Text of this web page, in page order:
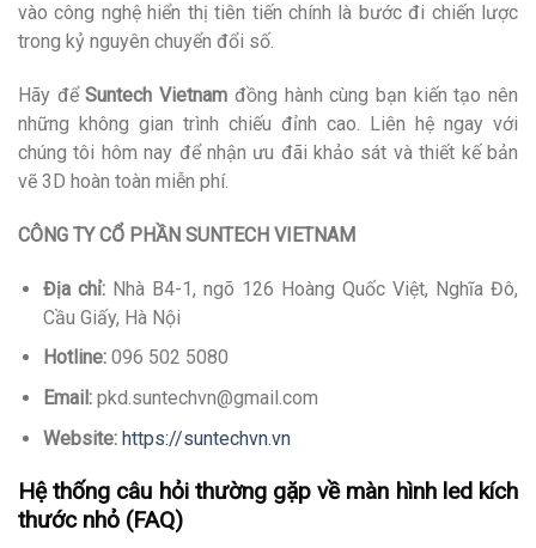
vào công nghệ hiển thị tiên tiến chính là bước đi chiến lược
trong kỷ nguyên chuyển đổi số.
Hãy đểSuntech Vietnam đồng hành cùng bạn kiến tạo nên
những không gian trình chiếu đỉnh cao. Liên hệ ngay với
chúng tôi hôm nay để nhận ưu đãi khảo sát và thiết kế bản
vẽ 3D hoàn toàn miễn phí.
CÔNG TY CỔ PHẦN SUNTECH VIETNAM
Địa chỉ:Nhà B4-1, ngõ 126 Hoàng Quốc Việt, Nghĩa Đô,
Cầu Giấy, Hà Nội
Hotline:096 502 5080
Email:pkd.suntechvn@gmail.com
Website: https://suntechvn.vn
Hệ thống câu hỏi thường gặp về màn hình led kích
thước nhỏ (FAQ)